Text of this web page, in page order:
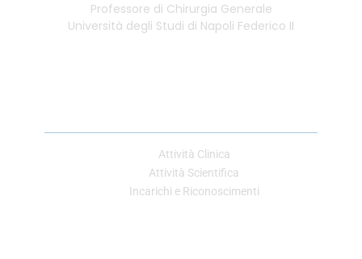
Professore di Chirurgia Generale
Università degli Studi di Napoli Federico II
Attività Clinica
Attività Scientifica
Incarichi e Riconoscimenti